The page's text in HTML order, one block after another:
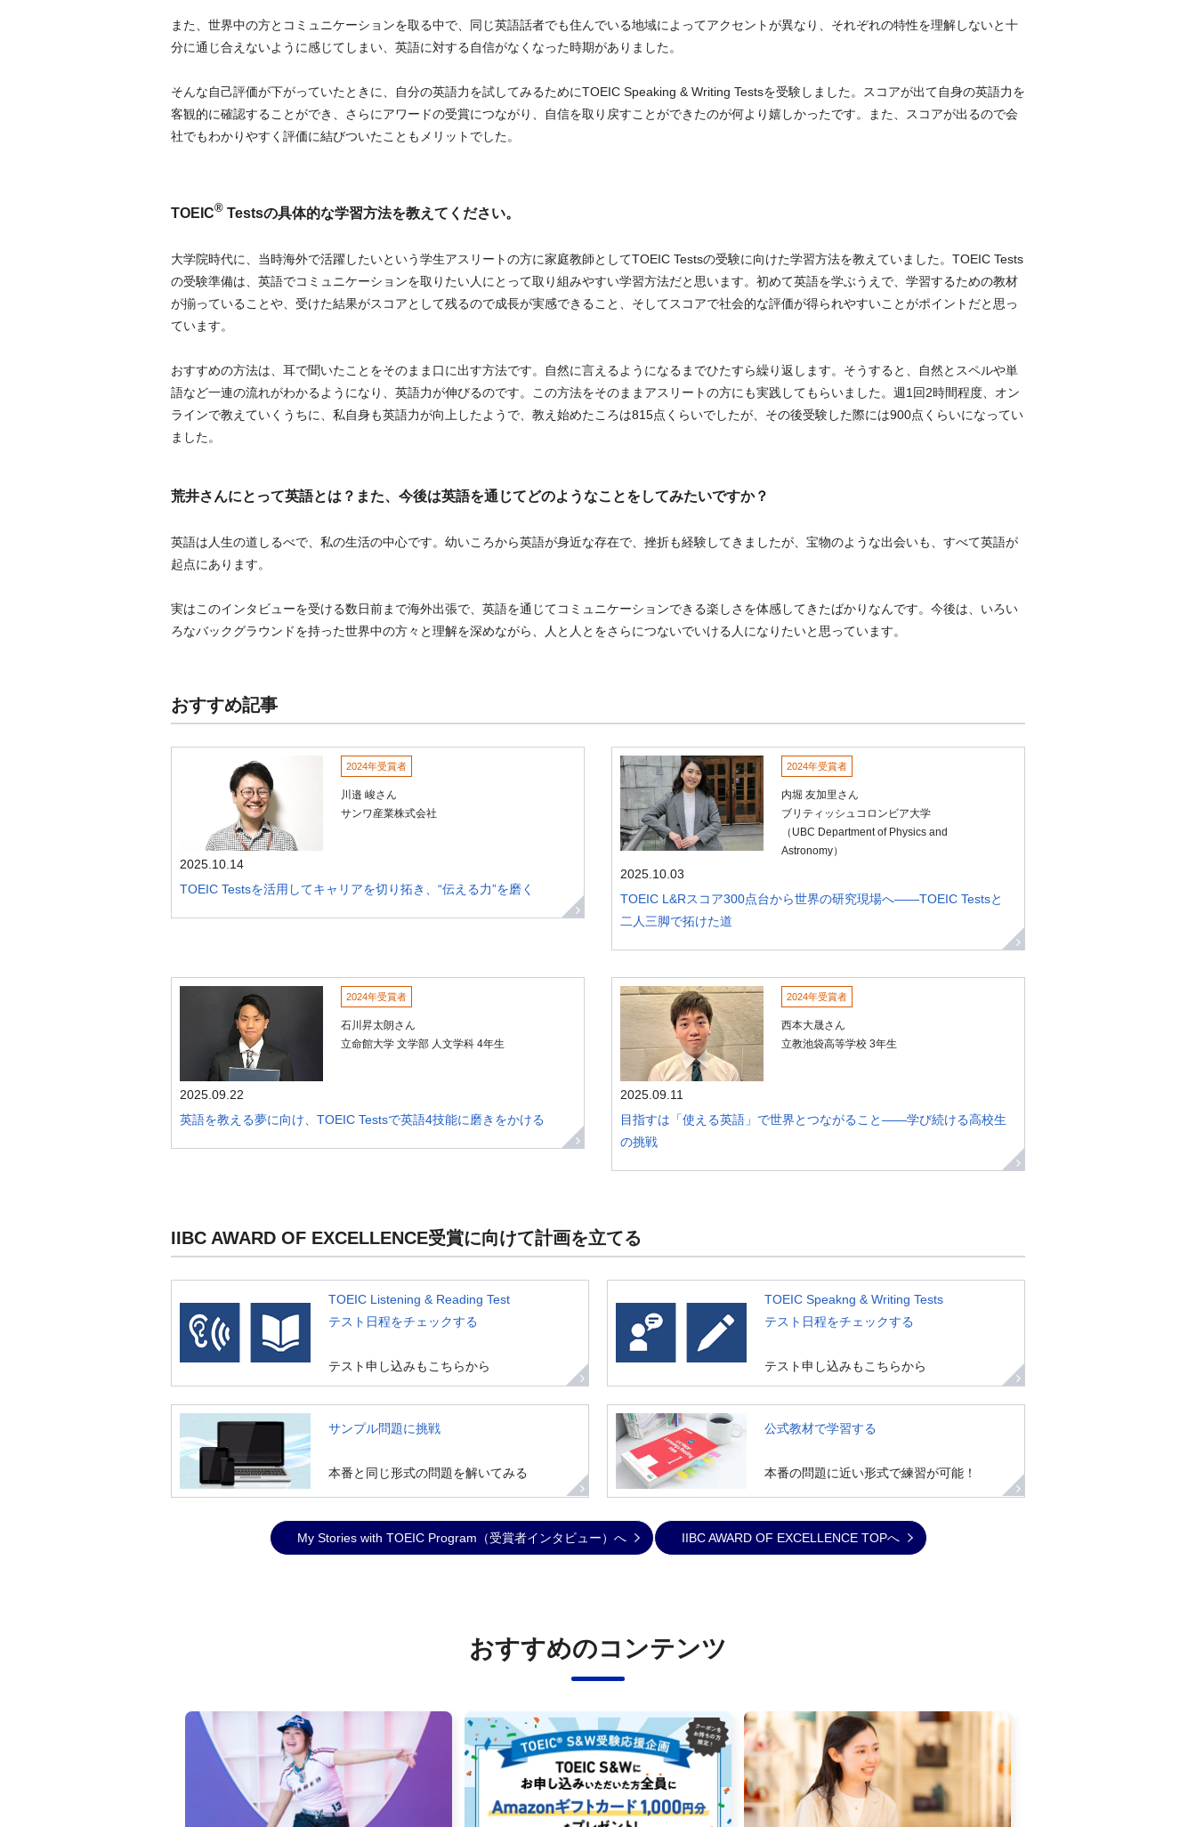
また、世界中の方とコミュニケーションを取る中で、同じ英語話者でも住んでいる地域によってアクセントが異なり、それぞれの特性を理解しないと十
分に通じ合えないように感じてしまい、英語に対する自信がなくなった時期がありました。
そんな自己評価が下がっていたときに、自分の英語力を試してみるためにTOEIC Speaking & Writing Testsを受験しました。スコアが出て自身の英語力を
客観的に確認することができ、さらにアワードの受賞につながり、自信を取り戻すことができたのが何より嬉しかったです。また、スコアが出るので会
社でもわかりやすく評価に結びついたこともメリットでした。
TOEIC® Testsの具体的な学習方法を教えてください。
大学院時代に、当時海外で活躍したいという学生アスリートの方に家庭教師としてTOEIC Testsの受験に向けた学習方法を教えていました。TOEIC Tests
の受験準備は、英語でコミュニケーションを取りたい人にとって取り組みやすい学習方法だと思います。初めて英語を学ぶうえで、学習するための教材
が揃っていることや、受けた結果がスコアとして残るので成長が実感できること、そしてスコアで社会的な評価が得られやすいことがポイントだと思っ
ています。
おすすめの方法は、耳で聞いたことをそのまま口に出す方法です。自然に言えるようになるまでひたすら繰り返します。そうすると、自然とスペルや単
語など一連の流れがわかるようになり、英語力が伸びるのです。この方法をそのままアスリートの方にも実践してもらいました。週1回2時間程度、オン
ラインで教えていくうちに、私自身も英語力が向上したようで、教え始めたころは815点くらいでしたが、その後受験した際には900点くらいになってい
ました。
荒井さんにとって英語とは？また、今後は英語を通じてどのようなことをしてみたいですか？
英語は人生の道しるべで、私の生活の中心です。幼いころから英語が身近な存在で、挫折も経験してきましたが、宝物のような出会いも、すべて英語が
起点にあります。
実はこのインタビューを受ける数日前まで海外出張で、英語を通じてコミュニケーションできる楽しさを体感してきたばかりなんです。今後は、いろい
ろなバックグラウンドを持った世界中の方々と理解を深めながら、人と人とをさらにつないでいける人になりたいと思っています。
おすすめ記事
2024年受賞者
川邉 峻さん
サンワ産業株式会社
2025.10.14
TOEIC Testsを活用してキャリアを切り拓き、“伝える力”を磨く
2024年受賞者
内堀 友加里さん
ブリティッシュコロンビア大学
（UBC Department of Physics and
Astronomy）
2025.10.03
TOEIC L&Rスコア300点台から世界の研究現場へ――TOEIC Testsと
二人三脚で拓けた道
2024年受賞者
石川昇太朗さん
立命館大学 文学部 人文学科 4年生
2025.09.22
英語を教える夢に向け、TOEIC Testsで英語4技能に磨きをかける
2024年受賞者
西本大晟さん
立教池袋高等学校 3年生
2025.09.11
目指すは「使える英語」で世界とつながること——学び続ける高校生
の挑戦
IIBC AWARD OF EXCELLENCE受賞に向けて計画を立てる
TOEIC Listening & Reading Test
テスト日程をチェックする
テスト申し込みもこちらから
TOEIC Speakng & Writing Tests
テスト日程をチェックする
テスト申し込みもこちらから
サンプル問題に挑戦
本番と同じ形式の問題を解いてみる
公式教材で学習する
本番の問題に近い形式で練習が可能！
My Stories with TOEIC Program（受賞者インタビュー）へ IIBC AWARD OF EXCELLENCE TOPへ
おすすめのコンテンツ